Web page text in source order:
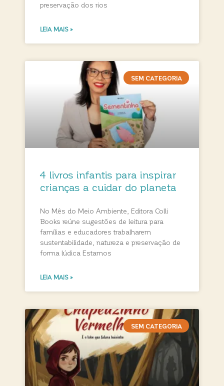
preservação dos rios
LEIA MAIS »
SEM CATEGORIA
4 livros infantis para inspirar
crianças a cuidar do planeta
No Mês do Meio Ambiente, Editora Colli
Books reúne sugestões de leitura para
famílias e educadores trabalharem
sustentabilidade, natureza e preservação de
forma lúdica Estamos
LEIA MAIS »
SEM CATEGORIA